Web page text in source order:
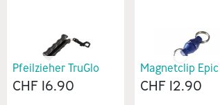
Pfeilzieher TruGlo
CHF 16.90
Magnetclip Epic
CHF 12.90